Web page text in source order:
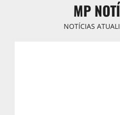
MP
NOTÍCIAS